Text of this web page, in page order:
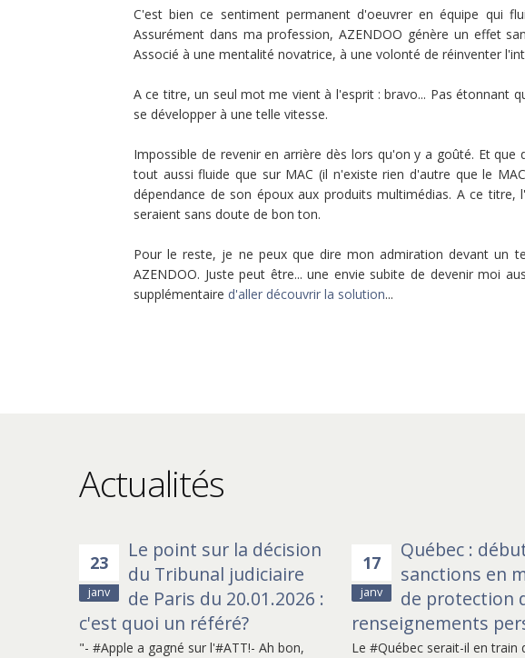
C'est bien ce sentiment permanent d'oeuvrer en équipe qui
Assurément dans ma profession, AZENDOO génère un effet
Associé à une mentalité novatrice, à une volonté de réinventer
A ce titre, un seul mot me vient à l'esprit : bravo... Pas étonnant
se développer à une telle vitesse.
Impossible de revenir en arrière dès lors qu'on y a goûté. Et
tout aussi fluide que sur MAC (il n'existe rien d'autre que le
dépendance de son époux aux produits multimédias. A ce
seraient sans doute de bon ton.
Pour le reste, je ne peux que dire mon admiration devant un
AZENDOO. Juste peut être... une envie subite de devenir moi
supplémentaire d'aller découvrir la solution...
Actualités
23
janv
Le point sur la décision
du Tribunal judiciaire
de Paris du 20.01.2026 :
c'est quoi un référé?
"- #Apple a gagné sur l'#ATT!- Ah bon,
17
janv
Québec :
sanctions en
de protection
renseignements
Le #Québec serait-il en train
A l'époque, nous cherchions un avocat qui serait à
l'écoute de notre projet, suffisamment flexible pour
comprendre le contexte dans lequel nous évoluons
aussi un avocat qui sache attirer notre attention